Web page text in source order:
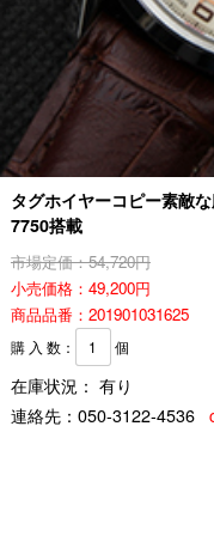
タグホイヤーコピー素敵
7750搭載
市場定価：54,720円
小売価格：49,200円
商品品番：201901031625
購 入 数： 個
在庫状況： 有り
連絡先： 050-3122-4536